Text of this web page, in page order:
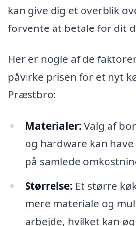
kan give dig et overblik
forvente at betale for dit
Her er nogle af de
påvirke prisen for et nyt
Præstbro:
Materialer: Valg af
og hardware kan
på samlede
Størrelse: Et større
mere materiale og
arbejde, hvilket kan